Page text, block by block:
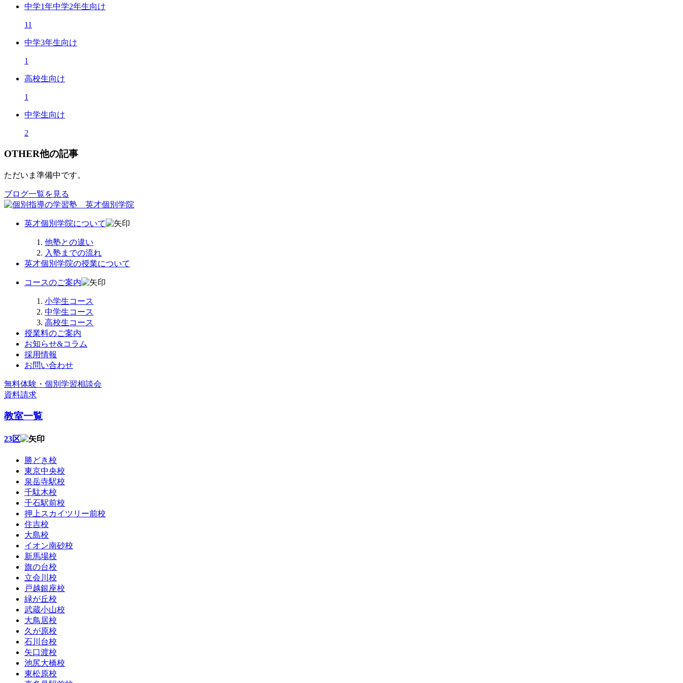
中学1年中学2年生向け
11
中学3年生向け
1
高校生向け
1
中学生向け
2
OTHER他の記事
ただいま準備中です。
ブログ一覧を見る
英才個別学院について
他塾との違い
入塾までの流れ
英才個別学院の授業について
コースのご案内
小学生コース
中学生コース
高校生コース
授業料のご案内
お知らせ&コラム
採用情報
お問い合わせ
無料体験・個別学習相談会
資料請求
教室一覧
23区
勝どき校
東京中央校
泉岳寺駅校
千駄木校
千石駅前校
押上スカイツリー前校
住吉校
大島校
イオン南砂校
新馬場校
旗の台校
立会川校
戸越銀座校
緑が丘校
武蔵小山校
大鳥居校
久が原校
石川台校
矢口渡校
池尻大橋校
東松原校